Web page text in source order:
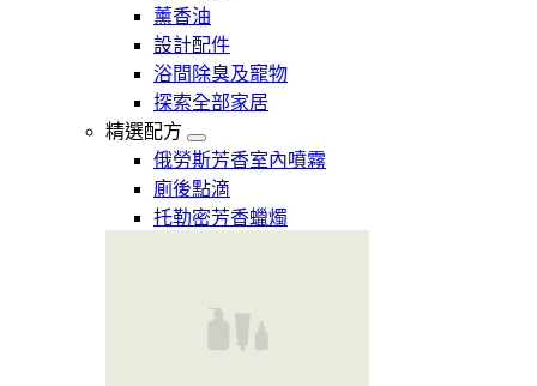
薰香油
設計配件
浴間除臭及寵物
探索全部家居
精選配方
俄勞斯芳香室內噴霧
廁後點滴
托勒密芳香蠟燭